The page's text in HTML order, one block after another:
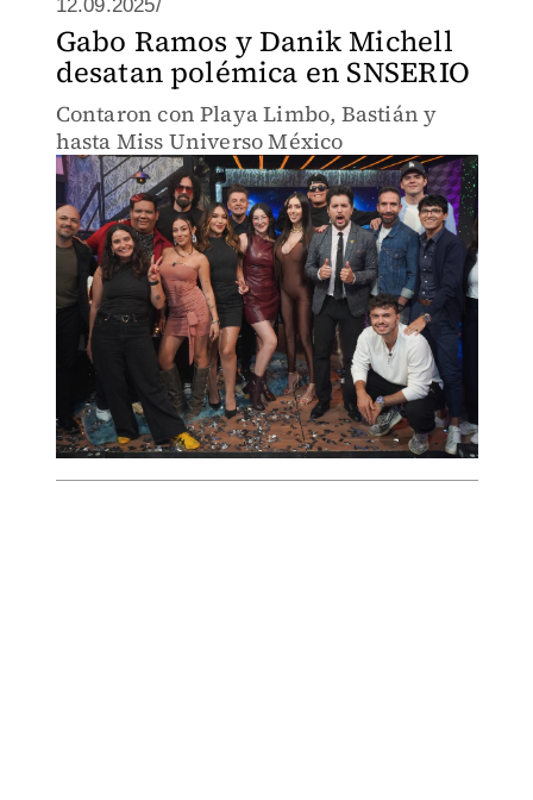
12.09.2025/
Gabo Ramos y Danik Michell
desatan polémica en SNSERIO
Contaron con Playa Limbo, Bastián y
hasta Miss Universo México